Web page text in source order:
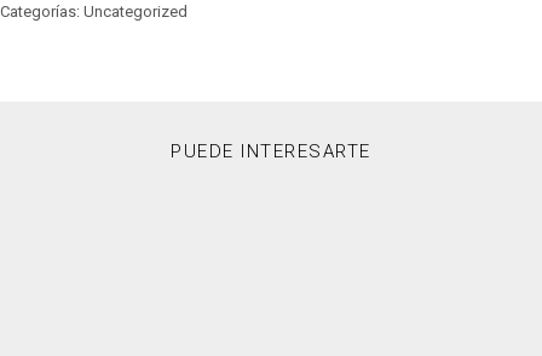
Categorías: Uncategorized
PUEDE INTERESARTE